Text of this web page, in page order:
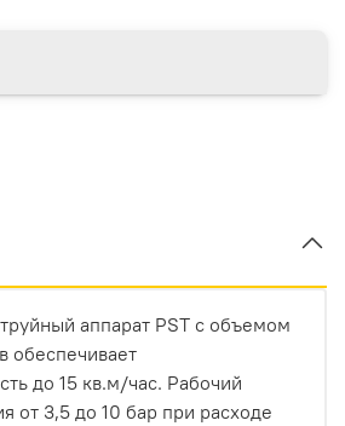
аппарат PST с объемом
обеспечивает
до 15 кв.м/час. Рабочий
от 3,5 до 10 бар при расходе